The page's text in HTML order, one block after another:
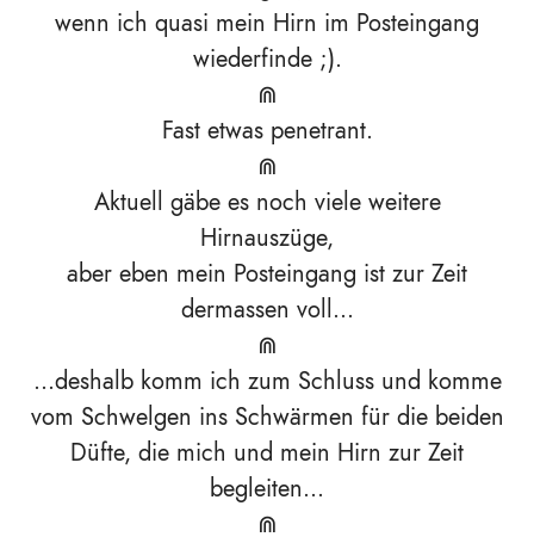
wenn ich quasi mein Hirn im Posteingang
wiederfinde ;).
⋒
Fast etwas penetrant.
⋒
Aktuell gäbe es noch viele weitere
Hirnauszüge,
aber eben mein Posteingang ist zur Zeit
dermassen voll...
⋒
...deshalb komm ich zum Schluss und komme
vom Schwelgen ins Schwärmen für die beiden
Düfte, die mich und mein Hirn zur Zeit
begleiten...
⋒